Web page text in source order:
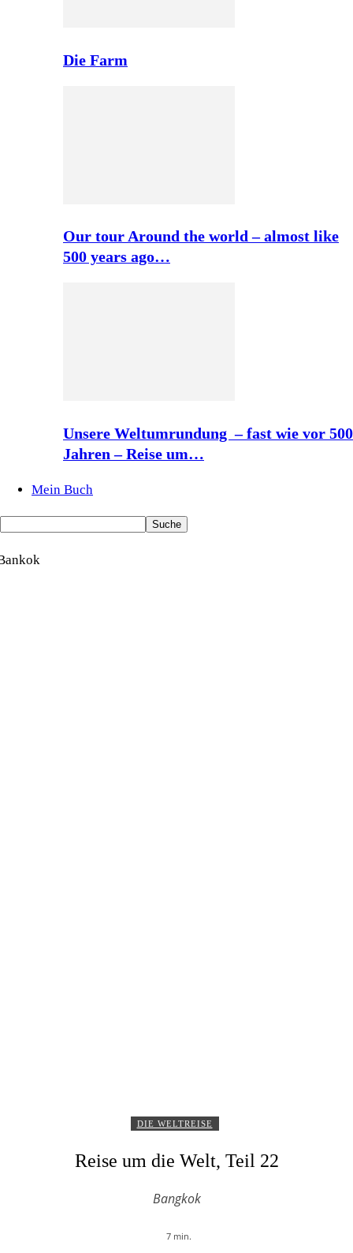
Die Farm
Our tour Around the world – almost like
500 years ago…
Unsere Weltumrundung – fast wie vor 500
Jahren – Reise um…
Mein Buch
DIE WELTREISE
Reise um die Welt, Teil 22
Bangkok
7min.